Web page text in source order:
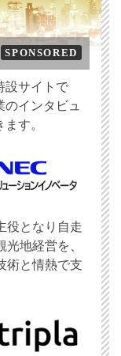
SPONSORED
設サイトで
インタビュ
す。
役となり自走
光地経営を、
術と情熱で支